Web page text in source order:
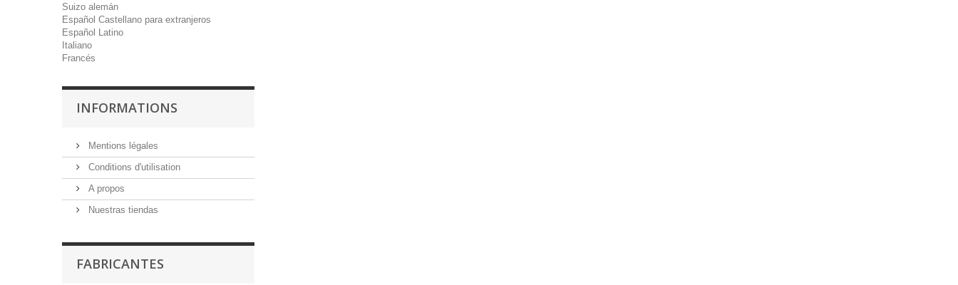
Suizo alemán
Español Castellano para extranjeros
Español Latino
Italiano
Francés
INFORMATIONS
Mentions légales
Conditions d'utilisation
A propos
Nuestras tiendas
FABRICANTES